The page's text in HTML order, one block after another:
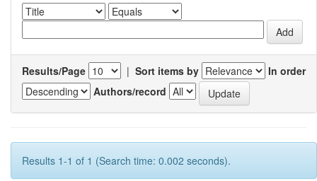
Results/Page | Sort items by
In order
Authors/record
Results 1-1 of 1 (Search time: 0.002 seconds).